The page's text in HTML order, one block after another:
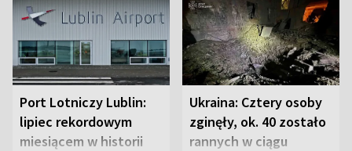
Port Lotniczy Lublin:
lipiec rekordowym
miesiącem w historii
Ukraina: Cztery osoby
zginęły, ok. 40 zostało
rannych w ciągu